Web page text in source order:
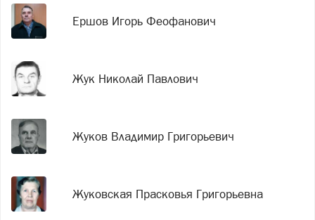
Ершов Игорь Феофанович
Жук Николай Павлович
Жуков Владимир Григорьевич
Жуковская Прасковья Григорьевна